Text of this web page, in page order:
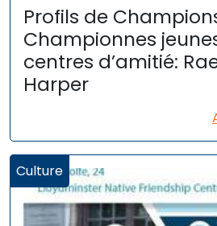
Profils de
Championnes
centres d’amitié:
Harper
Culture